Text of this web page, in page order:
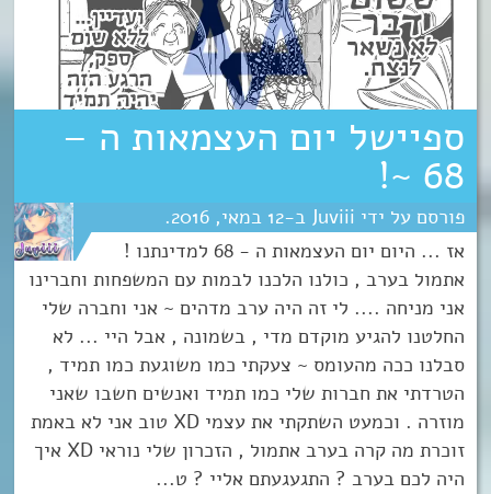
ספיישל יום העצמאות ה –
68 ~!
Juviii
12 מאי 2016
אז ... היום יום העצמאות ה - 68 למדינתנו !
אתמול בערב , כולנו הלכנו לבמות עם המשפחות וחברינו
אני מניחה .... לי זה היה ערב מדהים ~ אני וחברה שלי
החלטנו להגיע מוקדם מדי , בשמונה , אבל היי ... לא
סבלנו ככה מהעומס ~ צעקתי כמו משוגעת כמו תמיד ,
הטרדתי את חברות שלי כמו תמיד ואנשים חשבו שאני
מוזרה . וכמעט השתקתי את עצמי XD טוב אני לא באמת
זוכרת מה קרה בערב אתמול , הזכרון שלי נוראי XD איך
היה לכם בערב ? התגעגעתם אליי ? ט...